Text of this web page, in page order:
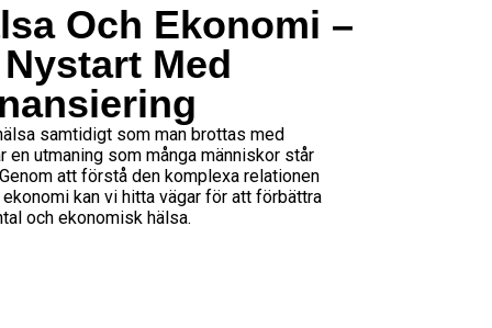
Och Ekonomi –
Med
samtidigt som man brottas med
en utmaning som många människor står
att förstå den komplexa relationen
kan vi hitta vägar för att förbättra
och ekonomisk hälsa.